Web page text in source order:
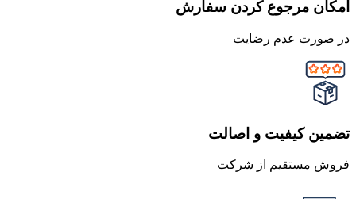
امکان مرجوع کردن سفارش
در صورت عدم رضایت
تضمین کیفیت و اصالت
فروش مستقیم از شرکت